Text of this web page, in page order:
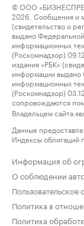
© ООО
2026. Сообщения и
(свидетельство о
выдано
информационных
(Роскомнадзор)
издания «РБК»
информации выдано
информационных
(Роскомнадзор)
сопровождаются
Владельцем сайта
Данные
Индексы облигаций
Информация об
О соблюдении
Пользовательское
Политика в
Политика